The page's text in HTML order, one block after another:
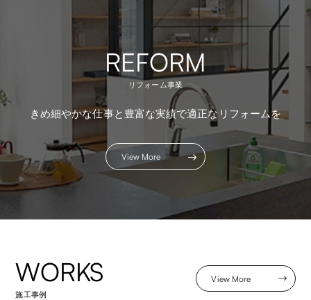
REFORM
リフォーム事業
きめ細やかな仕事と豊富な実績で適正なリフォームを
View More
WORKS
施工事例
View More